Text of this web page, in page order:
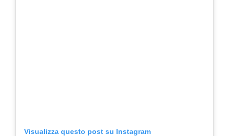
Visualizza questo post su Instagram